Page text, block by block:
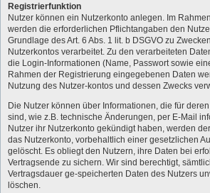
Registrierfunktion
Nutzer können ein Nutzerkonto anlegen. Im
werden die erforderlichen Pflichtangaben den
Grundlage des Art. 6 Abs. 1 lit. b DSGVO zu
Nutzerkontos verarbeitet. Zu den verarbeiteten
die Login-Informationen (Name, Passwort sowie
Rahmen der Registrierung eingegebenen Daten
Nutzung des Nutzer-kontos und dessen Zwecks
Die Nutzer können über Informationen, die für
sind, wie z.B. technische Änderungen, per E-Mail
Nutzer ihr Nutzerkonto gekündigt haben, werden
das Nutzerkonto, vorbehaltlich einer gesetzlichen
gelöscht. Es obliegt den Nutzern, ihre Daten bei
Vertragsende zu sichern. Wir sind berechtigt,
Vertragsdauer ge-speicherten Daten des Nutzers
löschen.